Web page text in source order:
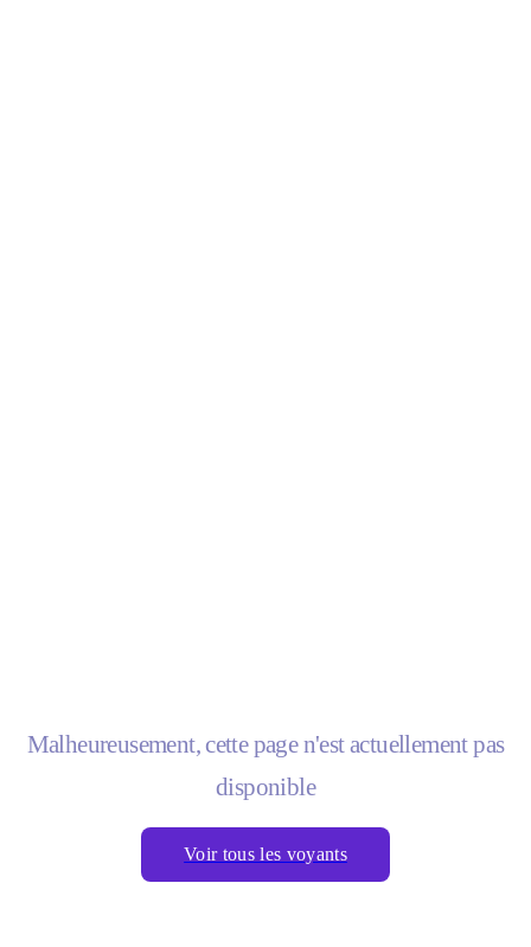
Malheureusement, cette page n'est actuellement pas
disponible
Voir tous les voyants